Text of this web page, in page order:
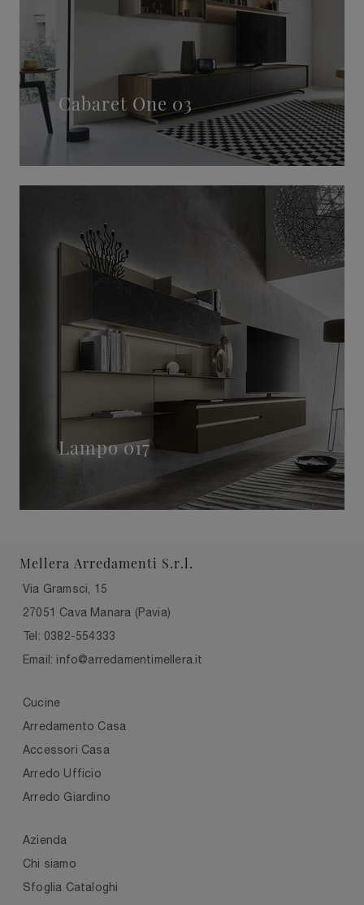
Cabaret One 03
Lampo 017
Mellera Arredamenti S.r.l.
Via Gramsci, 15
27051 Cava Manara (Pavia)
Tel: 0382-554333
Email: info@arredamentimellera.it
Cucine
Arredamento Casa
Accessori Casa
Arredo Ufficio
Arredo Giardino
Azienda
Chi siamo
Sfoglia Cataloghi